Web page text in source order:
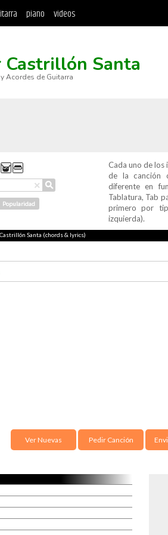
piano videos
Castrillón Santa
Acordes de Guitarra
× ⚲
Popularidad
Cada uno de los
de la canción
diferente en
Tablatura, Tab
primero por
izquierda).
Santa (chords & lyrics)
Ver Nuevas Pedir Canción